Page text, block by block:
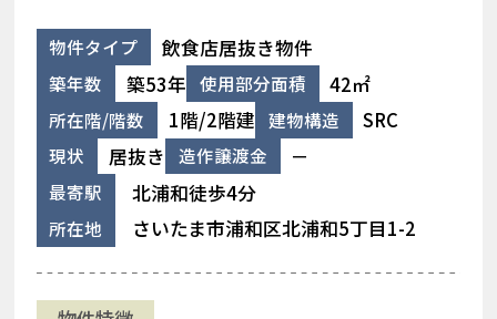
物件タイプ 飲食店居抜き物件
築年数 築53年 使用部分面積 42㎡
所在階/階数 1階/2階建 建物構造 SRC
現状 居抜き 造作譲渡金 －
最寄駅 北浦和徒歩4分
所在地 さいたま市浦和区北浦和5丁目1-2